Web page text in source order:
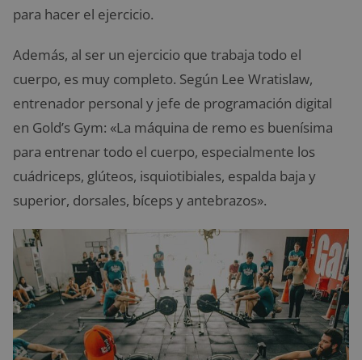
para hacer el ejercicio.
Además, al ser un ejercicio que trabaja todo el
cuerpo, es muy completo. Según Lee Wratislaw,
entrenador personal y jefe de programación digital
en Gold’s Gym: «La máquina de remo es buenísima
para entrenar todo el cuerpo, especialmente los
cuádriceps, glúteos, isquiotibiales, espalda baja y
superior, dorsales, bíceps y antebrazos».